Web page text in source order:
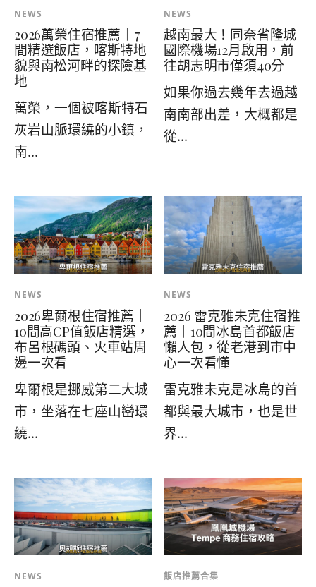
NEWS
2026萬榮住宿推薦｜7
間精選飯店，喀斯特地
貌與南松河畔的探險基
地
萬榮，一個被喀斯特石
灰岩山脈環繞的小鎮，
南...
NEWS
越南最大！同奈省隆城
國際機場12月啟用，前
往胡志明市僅須40分
如果你過去幾年去過越
南南部出差，大概都是
從...
NEWS
2026卑爾根住宿推薦｜
10間高CP值飯店精選，
布呂根碼頭、火車站周
邊一次看
卑爾根是挪威第二大城
市，坐落在七座山巒環
繞...
NEWS
2026 雷克雅未克住宿推
薦｜10間冰島首都飯店
懶人包，從老港到市中
心一次看懂
雷克雅未克是冰島的首
都與最大城市，也是世
界...
NEWS 飯店推薦合集